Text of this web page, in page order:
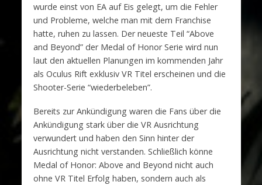
wurde einst von EA auf Eis gelegt, um die Fehler
und Probleme, welche man mit dem Franchise
hatte, ruhen zu lassen. Der neueste Teil “Above
and Beyond” der Medal of Honor Serie wird nun
laut den aktuellen Planungen im kommenden Jahr
als Oculus Rift exklusiv VR Titel erscheinen und die
Shooter-Serie “wiederbeleben”.
Bereits zur Ankündigung waren die Fans über die
Ankündigung stark über die VR Ausrichtung
verwundert und haben den Sinn hinter der
Ausrichtung nicht verstanden. Schließlich könne
Medal of Honor: Above and Beyond nicht auch
ohne VR Titel Erfolg haben, sondern auch als